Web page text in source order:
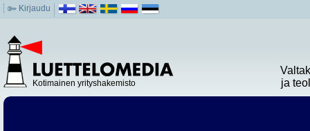
Kirjaudu
Kotimainen yrityshakemisto
ja